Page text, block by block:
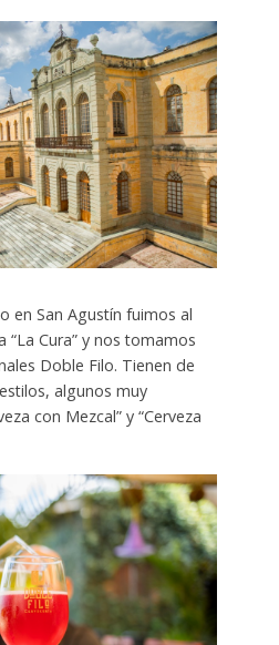
en San Agustín fuimos al
“La Cura” y nos tomamos
Doble Filo. Tienen de
algunos muy
con Mezcal” y “Cerveza